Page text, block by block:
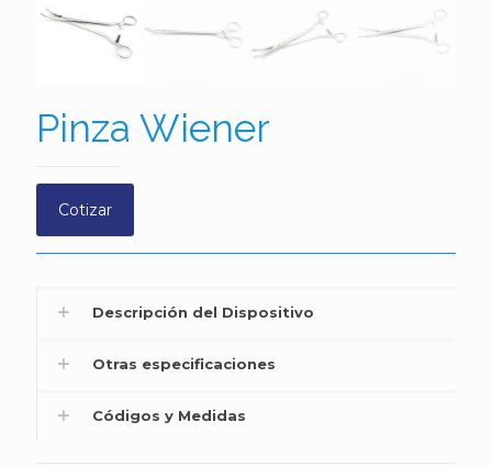
Pinza Wiener
Cotizar
Descripción del Dispositivo
Otras especificaciones
Códigos y Medidas